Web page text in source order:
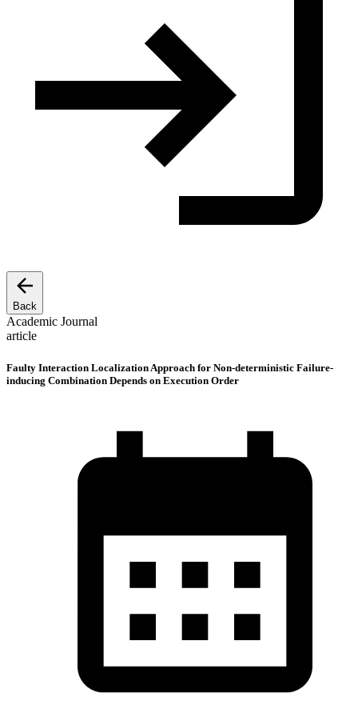
Back
Academic Journal
article
Faulty Interaction Localization Approach for Non-deterministic Failure-
inducing Combination Depends on Execution Order